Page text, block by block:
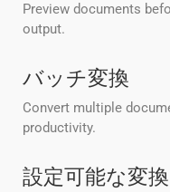
Preview documents
output.
バッチ変換
Convert multiple
productivity.
設定可能な変